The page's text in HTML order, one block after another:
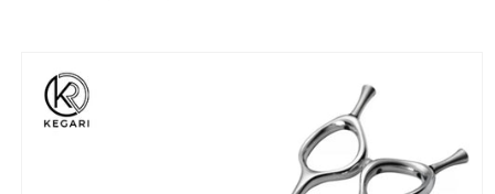
ugrás a
termékadatokra